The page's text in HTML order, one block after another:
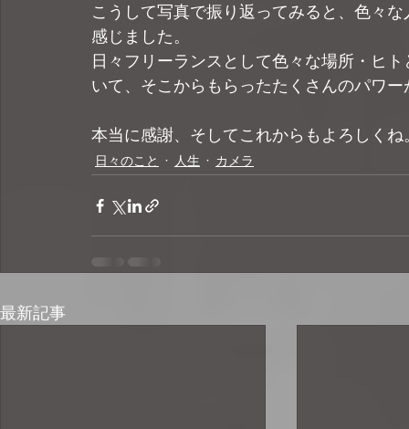
こうして写真で振り返ってみると、色々
感じました。
日々フリーランスとして色々な場所・ヒ
いて、そこからもらったたくさんのパワ
本当に感謝、そしてこれからもよろしくね
日々のこと 人生 カメラ
最新記事